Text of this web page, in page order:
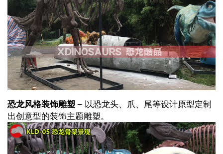
恐龙风格装饰雕塑 – 以恐龙头、爪、尾等设计原型定制
出创意型的装饰主题雕塑。